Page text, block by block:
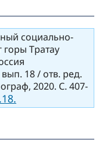
социально-
горы Тратау
18 / отв. ред.
2020. С. 407-